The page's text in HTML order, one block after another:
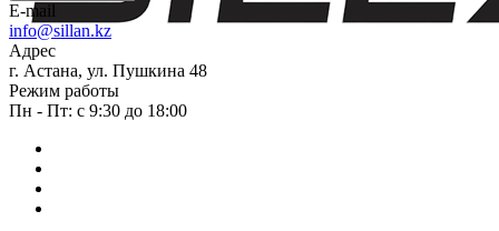
E-mail
info@sillan.kz
Адрес
г. Астана, ул. Пушкина 48
Режим работы
Пн - Пт: с 9:30 до 18:00